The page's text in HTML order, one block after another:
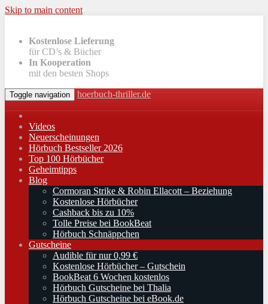
Skip to main content
Kostenlose Lieferung
für CD’s & Bücher
In Kooperation
mit den besten Shops
Toggle navigation hoerbuch-thriller.de
Videos
Neuerscheinungen
Hörbuch Bestseller 2026
Top 100 Hörbücher
Geheimtipps
Blog
Cormoran Strike & Robin Ellacott – Beziehung
Kostenlose Hörbücher
Cashback bis zu 10%
Tolle Preise bei BookBeat
Hörbuch Schnäppchen
Gutscheine
Audible für nur 0,99 €
Kostenlose Hörbücher – Gutschein
BookBeat 6 Wochen kostenlos
Hörbuch Gutscheine bei Thalia
Hörbuch Gutscheine bei eBook.de